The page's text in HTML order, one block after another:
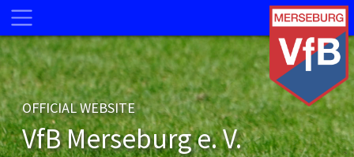
OFFICIAL WEBSITE
VfB Merseburg e. V.